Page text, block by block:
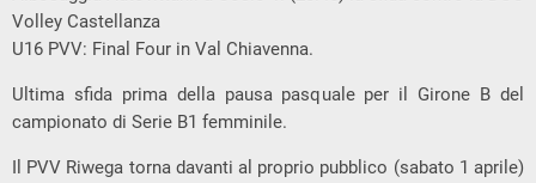
Volley Castellanza
U16 PVV: Final Four in Val Chiavenna.
Ultima sfida prima della pausa pasquale per il Girone B del
campionato di Serie B1 femminile.
Il PVV Riwega torna davanti al proprio pubblico (sabato 1 aprile)